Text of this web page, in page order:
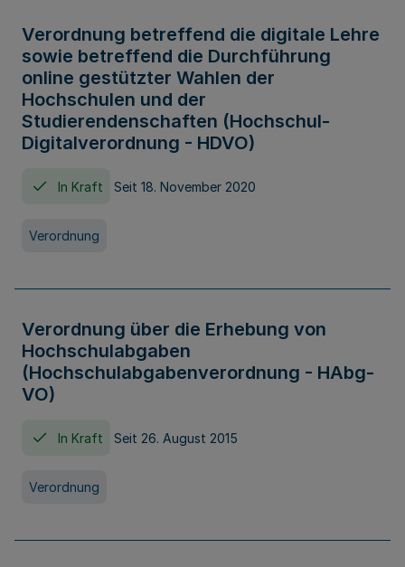
Verordnung betreffend die digitale Lehre
sowie betreffend die Durchführung
online gestützter Wahlen der
Hochschulen und der
Studierendenschaften (Hochschul-
Digitalverordnung - HDVO)
In Kraft Seit 18. November 2020
Verordnung
Verordnung über die Erhebung von
Hochschulabgaben
(Hochschulabgabenverordnung - HAbg-
VO)
In Kraft Seit 26. August 2015
Verordnung